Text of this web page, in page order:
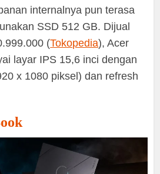
internalnya pun terasa
SSD 512 GB. Dijual
(Tokopedia), Acer
layar IPS 15,6 inci dengan
x 1080 piksel) dan refresh